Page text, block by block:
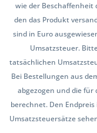
wie der Beschaffenheit
den das Produkt
sind in Euro
Umsatzsteuer.
tatsächlichen
Bei Bestellungen aus
abgezogen und die
berechnet. Den
Umsatzsteuersätze